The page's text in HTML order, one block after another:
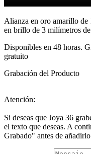
Alianza en oro amarillo de
en brillo de 3 milímetros
Disponibles en 48 horas.
gratuito
Grabación del Producto
Atención:
Si deseas que Joya 36
el texto que deseas. A
Grabado" antes de